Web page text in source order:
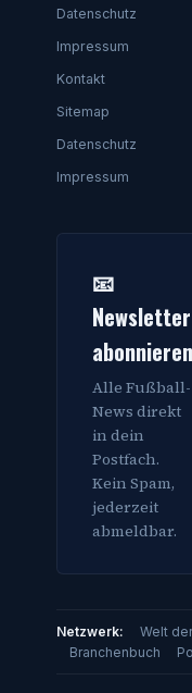
Datenschutz
Impressum
Kontakt
Sitemap
Datenschutz
Impressum
📧
Newsletter
abonnieren
Alle Fußball-
News direkt
in dein
Postfach.
Kein Spam,
jederzeit
abmeldbar.
Netzwerk: Welt
Branchenbuch